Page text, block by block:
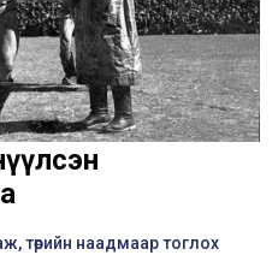
төрийн наадмаар тоглох